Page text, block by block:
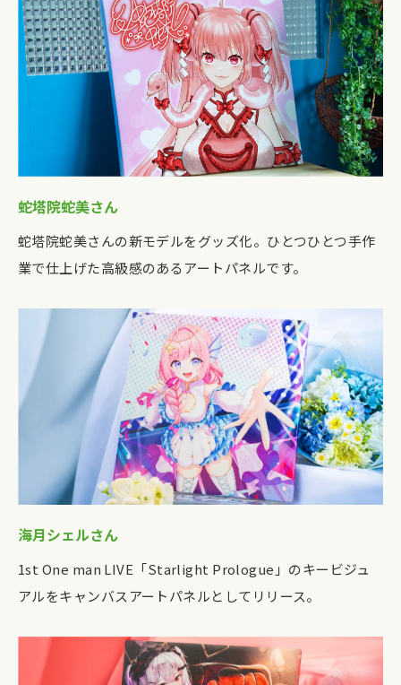
蛇塔院蛇美さん
蛇塔院蛇美さんの新モデルをグッズ化。ひとつひとつ手作
業で仕上げた高級感のあるアートパネルです。
海月シェルさん
1st One man LIVE「Starlight Prologue」のキービジュ
アルをキャンバスアートパネルとしてリリース。